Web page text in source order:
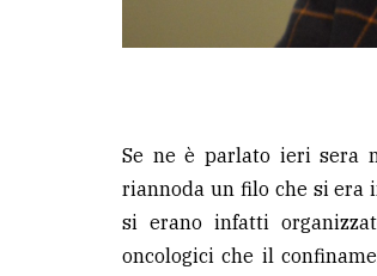
Se ne è parlato ieri sera
riannoda un filo che si era
si erano infatti
oncologici che il